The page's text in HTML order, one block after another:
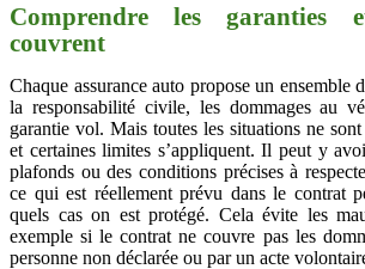
Comprendre les garanties
couvrent
Chaque assurance auto propose un ensemble
la responsabilité civile, les dommages au
garantie vol. Mais toutes les situations ne
et certaines limites s’appliquent. Il peut y
plafonds ou des conditions précises à
ce qui est réellement prévu dans le contrat
quels cas on est protégé. Cela évite les
exemple si le contrat ne couvre pas les
personne non déclarée ou par un acte